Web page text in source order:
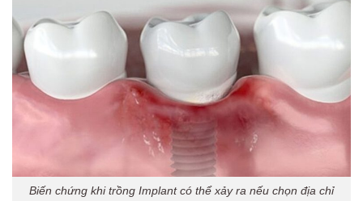
Biến chứng khi trồng Implant có thể xảy ra nếu chọn địa chỉ